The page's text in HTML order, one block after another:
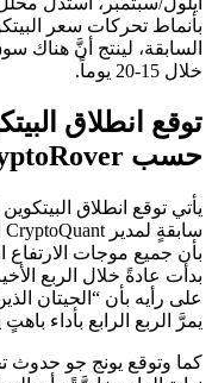
بأنماط تحركات سعر
خلال 15-20 يوماً.
حسب CryptoRover
بأن جميع موجات الارتفاع
بدأت عادةً خلال الربع
على رأيه بأن “الحيتان
يمرَّ الربع الرابع بأداء
كما وتوقع يونج جو حدوث